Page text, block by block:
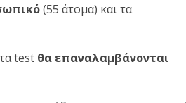
(55 άτομα) και τα
test θα επαναλαμβάνονται